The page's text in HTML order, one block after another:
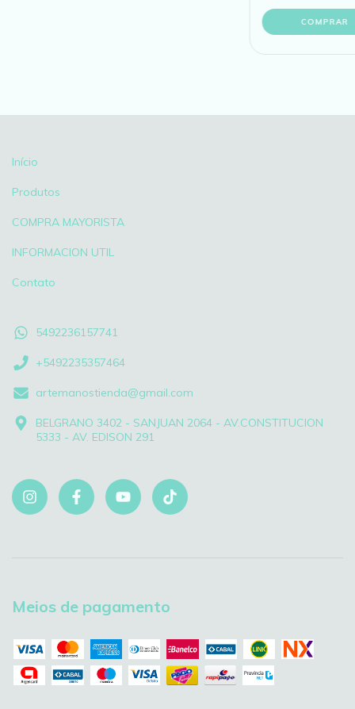
COMPRAR
Início
Produtos
COMPRA MAYORISTA
INFORMACION UTIL
Contato
5492236157741
+5492235357464
artemanostienda@gmail.com
BELGRANO 3402 - SANJUAN 2064 - AV.CONSTITUCION
5333 - AV. EDISON 291
Meios de pagamento